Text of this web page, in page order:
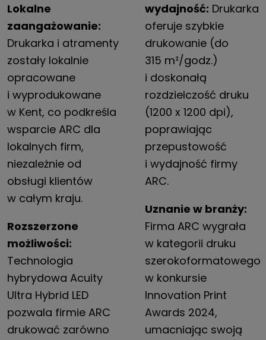
Lokalne
zaangażowanie:
Drukarka i atramenty
zostały lokalnie
opracowane
i wyprodukowane
w Kent, co podkreśla
wsparcie ARC dla
lokalnych firm,
niezależnie od
obsługi klientów
w całym kraju.
Rozszerzone
możliwości:
Technologia
hybrydowa Acuity
Ultra Hybrid LED
pozwala firmie ARC
drukować zarówno
wydajność: Drukarka
oferuje szybkie
drukowanie (do
315 m²/godz.)
i doskonałą
rozdzielczość druku
(1200 x 1200 dpi),
poprawiając
przepustowość
i wydajność firmy
ARC.
Uznanie w branży:
Firma ARC wygrała
w kategorii druku
szerokoformatowego
w konkursie
Innovation Print
Awards 2024,
umacniając swoją